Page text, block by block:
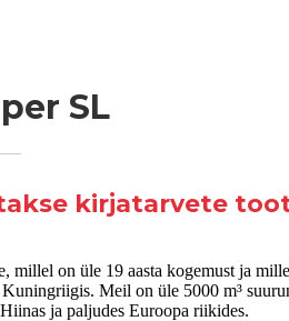
SL
kirjatarvete
millel on üle 19 aasta kogemust ja
Meil ​​on üle 5000 m³
ja paljudes Euroopa riikides.